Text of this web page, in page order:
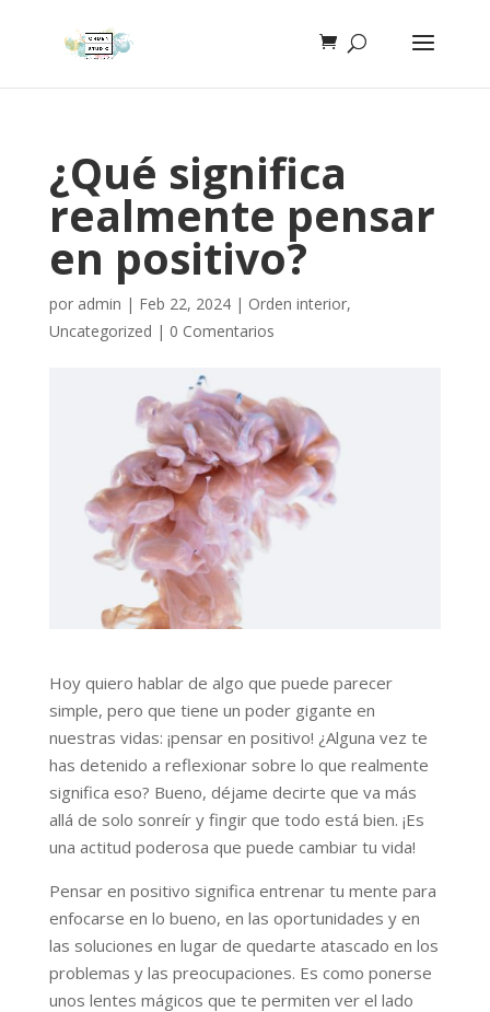
¿Qué significa
realmente pensar
en positivo?
por admin | Feb 22, 2024| Orden interior,
Uncategorized | 0 Comentarios
Hoy quiero hablar de algo que puede parecer
simple, pero que tiene un poder gigante en
nuestras vidas: ¡pensar en positivo! ¿Alguna vez te
has detenido a reflexionar sobre lo que realmente
significa eso? Bueno, déjame decirte que va más
allá de solo sonreír y fingir que todo está bien. ¡Es
una actitud poderosa que puede cambiar tu vida!
Pensar en positivo significa entrenar tu mente para
enfocarse en lo bueno, en las oportunidades y en
las soluciones en lugar de quedarte atascado en los
problemas y las preocupaciones. Es como ponerse
unos lentes mágicos que te permiten ver el lado